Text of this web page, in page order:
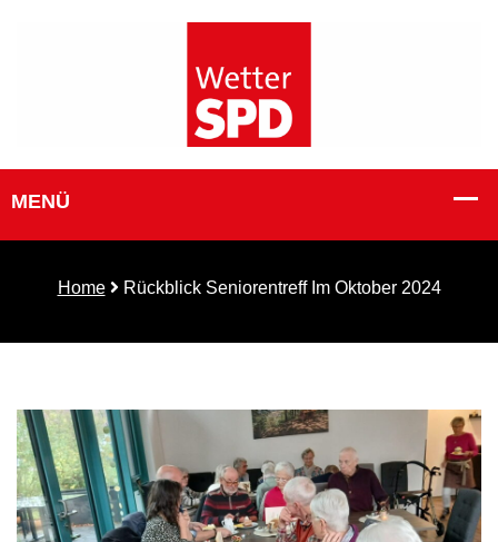
Home Rückblick Seniorentreff Im Oktober 2024